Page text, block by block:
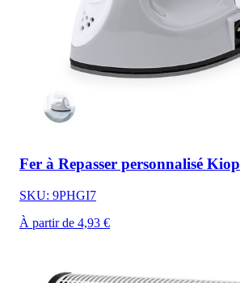
Fer à Repasser personnalisé Kiop
SKU: 9PHGI7
À partir de 4,93 €